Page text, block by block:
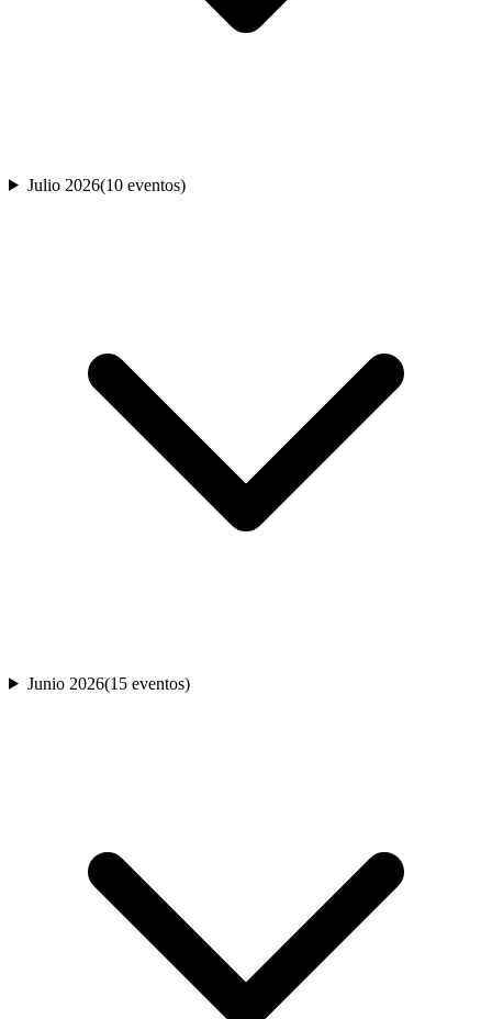
Julio 2026(10eventos)
Junio 2026(15eventos)